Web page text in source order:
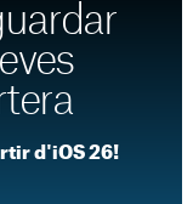
d'iOS 26!